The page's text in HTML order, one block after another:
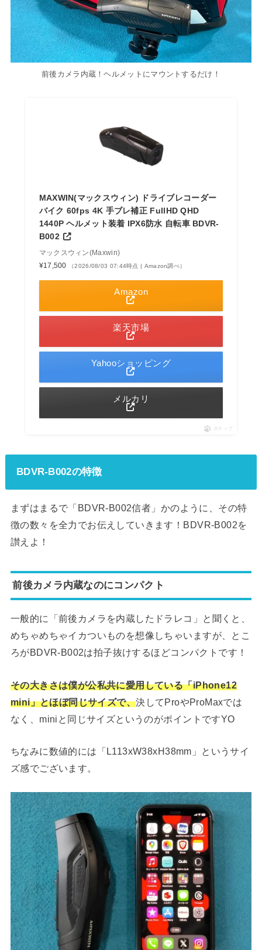
前後カメラ内蔵！ヘルメットにマウントするだけ！
MAXWIN(マックスウィン) ドライブレコーダー
バイク 60fps 4K 手ブレ補正 FullHD QHD
1440P ヘルメット装着 IPX6防水 自転車 BDVR-
B002
マックスウィン(Maxwin)
¥17,500
（2026/08/03 07:44時点 | Amazon調べ）
Amazon
楽天市場
Yahooショッピング
メルカリ
ポチップ
BDVR-B002の特徴
まずはまるで「BDVR-B002信者」かのように、その特
徴の数々を全力でお伝えしていきます！BDVR-B002を
讃えよ！
前後カメラ内蔵なのにコンパクト
一般的に「前後カメラを内蔵したドラレコ」と聞くと、
めちゃめちゃイカついものを想像しちゃいますが、とこ
ろがBDVR-B002は拍子抜けするほどコンパクトです！
その大きさは僕が公私共に愛用している「iPhone12
mini」とほぼ同じサイズで、決してProやProMaxでは
なく、miniと同じサイズというのがポイントですYO
ちなみに数値的には「L113xW38xH38mm」というサイ
ズ感でございます。